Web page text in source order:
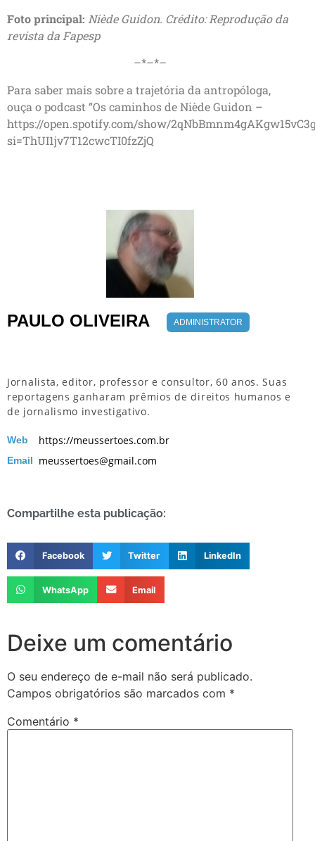
Foto principal: Niède Guidon. Crédito: Reprodução da
revista da Fapesp
–*–*–
Para saber mais sobre a trajetória da antropóloga,
ouça o podcast “Os caminhos de Niède Guidon –
https://open.spotify.com/show/
si=ThUI1jv7T12cwcTI0fzZjQ
PAULO OLIVEIRA ADMINISTRATOR
Jornalista, editor, professor e consultor, 60 anos. Suas
reportagens ganharam prêmios de direitos humanos e
de jornalismo investigativo.
Web https://meussertoes.com.br
Email meussertoes@gmail.com
Compartilhe esta publicação:
Facebook Twitter LinkedIn
WhatsApp Email
Deixe um comentário
O seu endereço de e-mail não será publicado.
Campos obrigatórios são marcados com *
Comentário *